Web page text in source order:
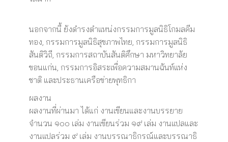
นอกจากนี้ ยังดำรงตำแหน่งกรรมการมูลนิธิโกมลคีม
ทอง, กรรมการมูลนิธิสุขภาพไทย, กรรมการมูลนิธิ
สันติวิถี, กรรมการสถาบันสันติศึกษา มหาวิทยาลัย
ขอนแก่น, กรรมการอิสระเพื่อความสมานฉันท์แห่ง
ชาติ และประธานเครือข่ายพุทธิกา
ผลงาน
ผลงานที่ผ่านมา ได้แก่ งานเขียนและงานบรรยาย
จำนวน ๑๐๐ เล่ม งานเขียนร่วม ๑๙ เล่ม งานแปลและ
งานแปลร่วม ๙ เล่ม งานบรรณาธิกรณ์และบรรณาธิ